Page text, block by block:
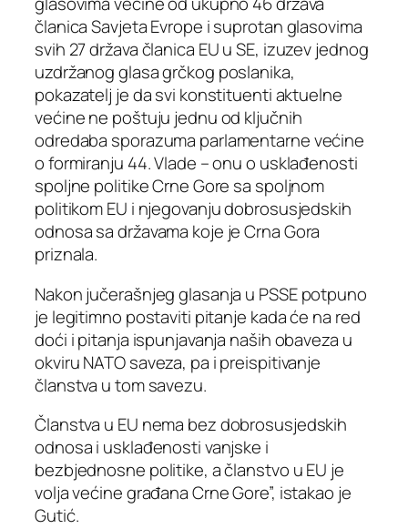
članica Savjeta Evrope i suprotan glasovima
svih 27 država članica EU u SE, izuzev jednog
uzdržanog glasa grčkog poslanika,
pokazatelj je da svi konstituenti aktuelne
većine ne poštuju jednu od ključnih
odredaba sporazuma parlamentarne većine
o formiranju 44. Vlade – onu o usklađenosti
spoljne politike Crne Gore sa spoljnom
politikom EU i njegovanju dobrosusjedskih
odnosa sa državama koje je Crna Gora
priznala.
Nakon jučerašnjeg glasanja u PSSE potpuno
je legitimno postaviti pitanje kada će na red
doći i pitanja ispunjavanja naših obaveza u
okviru NATO saveza, pa i preispitivanje
članstva u tom savezu.
Članstva u EU nema bez dobrosusjedskih
odnosa i usklađenosti vanjske i
bezbjednosne politike, a članstvo u EU je
volja većine građana Crne Gore”, istakao je
Gutić.